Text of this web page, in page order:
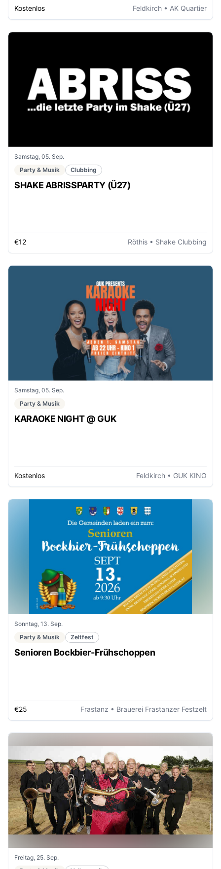
Kostenlos Feldkirch • AK Quartier
Samstag, 05. Sep.
Party & Musik
Clubbing
SHAKE ABRISSPARTY (Ü27)
€12 Röthis • Shake Clubbing
Samstag, 05. Sep.
Party & Musik
KARAOKE NIGHT @ GUK
Kostenlos Feldkirch • GUK KINO
Sonntag, 13. Sep.
Party & Musik
Zeltfest
Senioren Bockbier-Frühschoppen
€25 Frastanz • Brauerei Frastanzer Festzelt
Freitag, 25. Sep.